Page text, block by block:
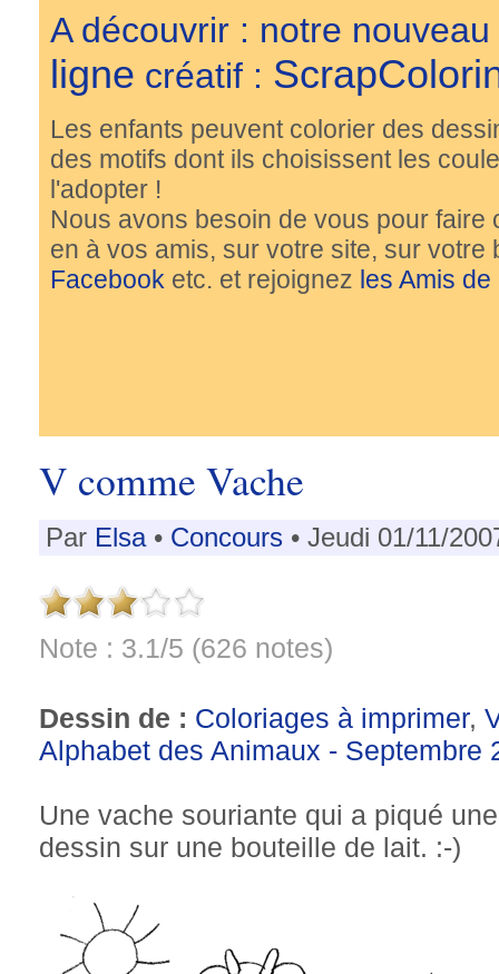
A découvrir : notre
ligne créatif :
Les enfants peuvent colorier des
des motifs dont ils choisissent les
l'adopter !
Nous avons besoin de vous pour
en à vos amis, sur votre site, sur
Facebook etc. et rejoignez les Amis
V comme Vache
Par Elsa• Concours • Jeudi 01/11/
Note : 3.1/5 (626 notes)
Dessin de : Coloriages à imprimer,
Alphabet des Animaux - Septembre
Une vache souriante qui a piqué
dessin sur une bouteille de lait. :-)